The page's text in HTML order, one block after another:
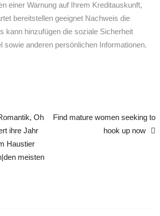
einer Warnung auf Ihrem Kreditauskunft,
bereitstellen geeignet Nachweis die
kann hinzufügen die soziale Sicherheit
sowie anderen persönlichen Informationen.
Oh
ihre Jahr
Haustier
meisten
Find mature women seeking to
hook up now